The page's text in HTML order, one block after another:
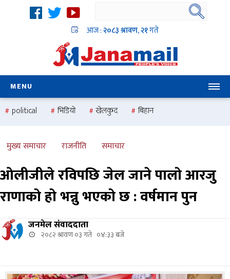
आज :२०८३ श्रावण, २१गते
MENU
political भिडियो खेलकुद
बिहान
national
health
मुख्य समाचार राजनीति समाचार
ओलीजीले रविपछि जेल जाने पालो आरजु
राणाको हो भन्नु भएको छ : वर्षमान पुन
जनमेल संवाददाता
२०८२ श्रावण ०३ गते ०४:३३ बजे